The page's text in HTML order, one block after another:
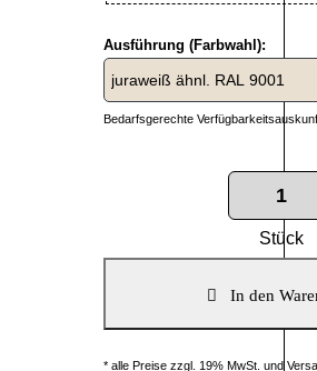
Ausführung (Farbwahl):
Bedarfsgerechte
Stück
* alle Preise zzgl. 19% MwSt. und